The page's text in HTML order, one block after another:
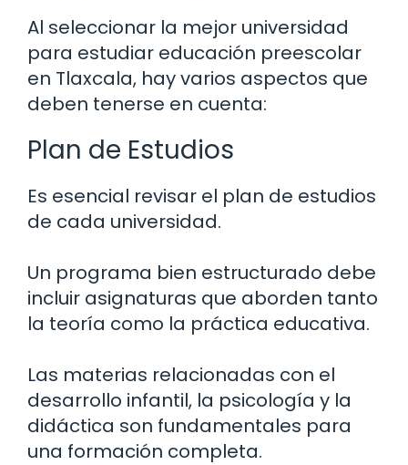
Al seleccionar la mejor universidad
para estudiar educación preescolar
en Tlaxcala, hay varios aspectos que
deben tenerse en cuenta:
Plan de Estudios
Es esencial revisar el plan de estudios
de cada universidad.
Un programa bien estructurado debe
incluir asignaturas que aborden tanto
la teoría como la práctica educativa.
Las materias relacionadas con el
desarrollo infantil, la psicología y la
didáctica son fundamentales para
una formación completa.